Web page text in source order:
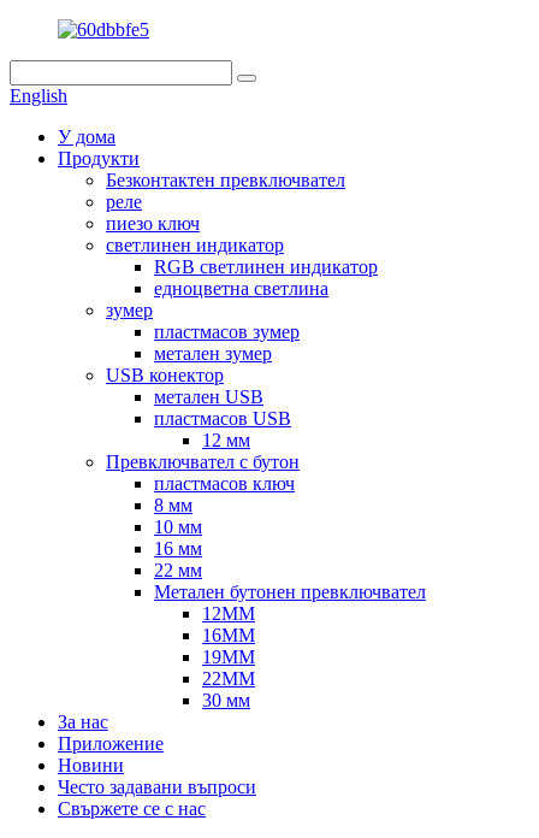
English
У дома
Продукти
Безконтактен превключвател
реле
пиезо ключ
светлинен индикатор
RGB светлинен индикатор
едноцветна светлина
зумер
пластмасов зумер
метален зумер
USB конектор
метален USB
пластмасов USB
12 мм
Превключвател с бутон
пластмасов ключ
8 мм
10 мм
16 мм
22 мм
Метален бутонен превключвател
12MM
16MM
19MM
22MM
30 мм
За нас
Приложение
Новини
Често задавани въпроси
Свържете се с нас